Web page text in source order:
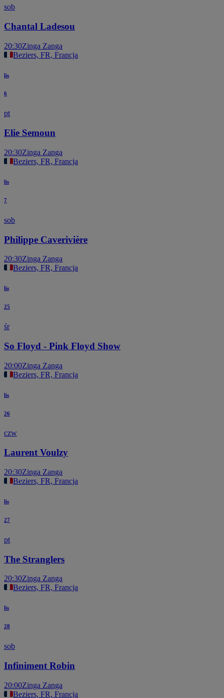
sob
Chantal Ladesou
20:30Zinga Zanga
Beziers, FR, Francja
lis
6
pt
Elie Semoun
20:30Zinga Zanga
Beziers, FR, Francja
lis
7
sob
Philippe Caverivière
20:30Zinga Zanga
Beziers, FR, Francja
lis
25
śr
So Floyd - Pink Floyd Show
20:00Zinga Zanga
Beziers, FR, Francja
lis
26
czw
Laurent Voulzy
20:30Zinga Zanga
Beziers, FR, Francja
lis
27
pt
The Stranglers
20:30Zinga Zanga
Beziers, FR, Francja
lis
28
sob
Infiniment Robin
20:00Zinga Zanga
Beziers, FR, Francja